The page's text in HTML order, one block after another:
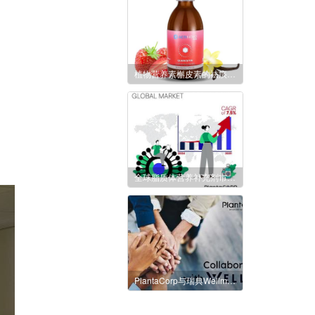
植物营养素槲皮素的祛痰止咳功效
全球脂质体营养补充剂市场达到 3.652 亿美元
PlantaCorp与瑞典Wellma集团建立战略合作伙伴关系